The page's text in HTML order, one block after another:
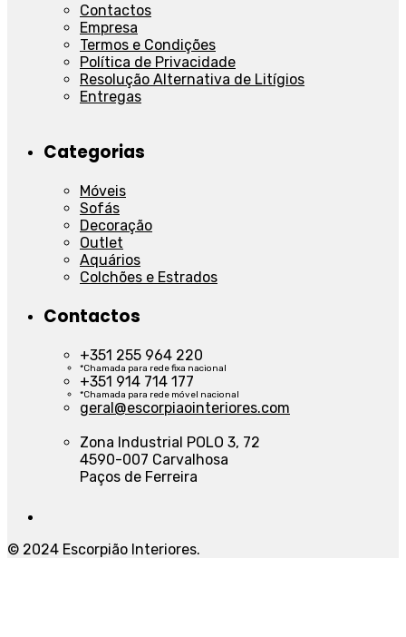
Contactos
Empresa
Termos e Condições
Política de Privacidade
Resolução Alternativa de Litígios
Entregas
Categorias
Móveis
Sofás
Decoração
Outlet
Aquários
Colchões e Estrados
Contactos
+351 255 964 220
*Chamada para rede fixa nacional
+351 914 714 177
*Chamada para rede móvel nacional
geral@escorpiaointeriores.com
Zona Industrial POLO 3, 72
4590-007 Carvalhosa
Paços de Ferreira
© 2024 Escorpião Interiores.